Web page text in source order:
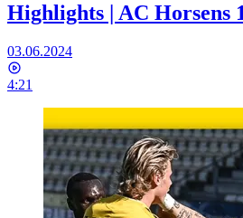
Highlights | AC Horsens
03.06.2024
4:21